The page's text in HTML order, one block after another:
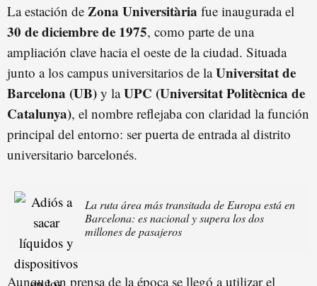
La estación de Zona Universitària fue inaugurada el
30 de diciembre de 1975, como parte de una
ampliación clave hacia el oeste de la ciudad. Situada
junto a los campus universitarios de laUniversitat de
Barcelona (UB) y laUPC (Universitat Politècnica de
Catalunya), el nombre reflejaba con claridad la función
principal del entorno: ser puerta de entrada al distrito
universitario barcelonés.
La ruta área más transitada de Europa está en
Barcelona: es nacional y supera los dos
millones de pasajeros
Aunque en prensa de la época se llegó a utilizar el